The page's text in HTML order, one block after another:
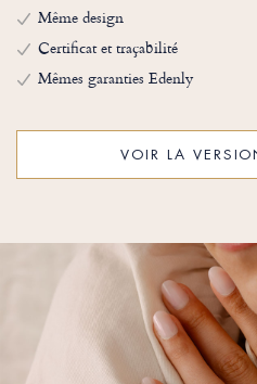
Même design
Certificat et traçabilité
Mêmes garanties Edenly
VOIR LA